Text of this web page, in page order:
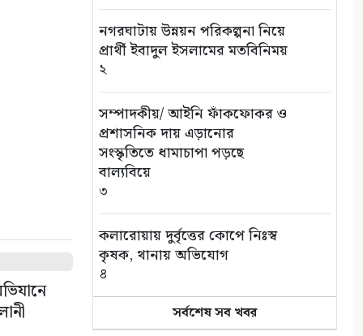
নগরঘাটায় উন্নয়ন পরিকল্পনা নিয়ে
প্রার্থী ইবাদুল ইসলামের মতবিনিময়
২
সম্পাদকীয়/ আইনি ফাঁকফোকর ও
প্রশাসনিক দায় এড়ানোর
সংস্কৃতিতে ধামাচাপা পড়ছে
বাল্যবিয়ে
৩
কলারোয়ায় দুর্বৃত্তের কোপে নিঃস্ব
কৃষক, থানায় অভিযোগ
৪
সড়ক পথে চাঁদাবাজি বন্ধে সর্বোচ্চ
সর্বশেষ সব খবর